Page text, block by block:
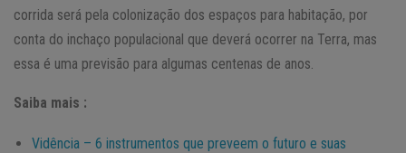
corrida será pela colonização dos espaços para habitação, por
conta do inchaço populacional que deverá ocorrer na Terra, mas
essa é uma previsão para algumas centenas de anos.
Saiba mais :
Vidência – 6 instrumentos que preveem o futuro e suas